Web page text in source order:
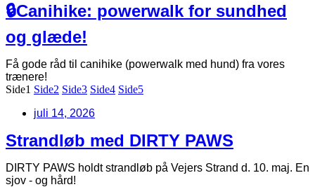
🔒Canihike: powerwalk for sundhed
og glæde!
Få gode råd til canihike (powerwalk med hund) fra vores
trænere!
Side1 Side2 Side3 Side4 Side5
juli 14, 2026
Strandløb med DIRTY PAWS
DIRTY PAWS holdt strandløb på Vejers Strand d. 10. maj. En
sjov - og hård!